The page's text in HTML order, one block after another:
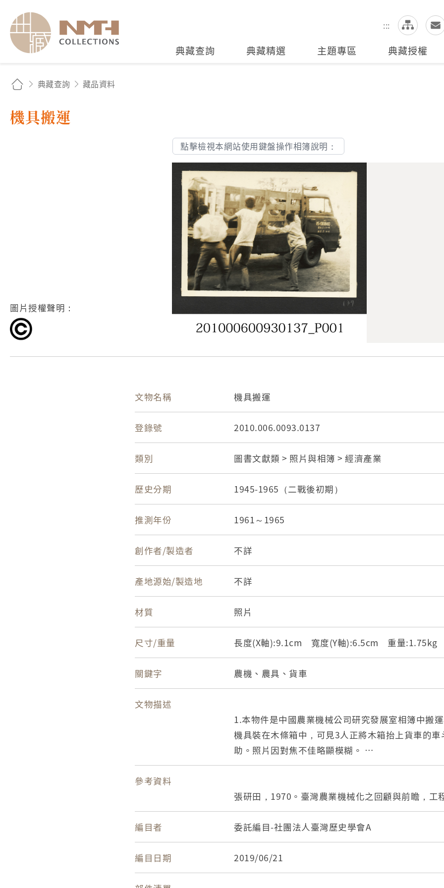
:::
全站搜尋
典藏查詢 典藏精選 主題專區 典藏授權
典藏查詢 藏品資料
機具搬運
點擊檢視本網站使用鍵盤操作相簿說明：
圖片授權聲明：
文物名稱 機具搬運
登錄號 2010.006.0093.0137
類別 圖書文獻類 > 照片與相簿 > 經濟產業
歷史分期 1945-1965（二戰後初期）
推測年份 1961～1965
創作者/製造者 不詳
產地源始/製造地 不詳
材質 照片
尺寸/重量 長度(X軸):9.1cm 寬度(Y軸):6.5cm 重量
關鍵字 農機、農具、貨車
文物描述
1.本物件是中國農業機械公司研究發展室相簿中搬
機具裝在木條箱中，可見3人正將木箱抬上貨車的
助。照片因對焦不佳略顯模糊。
2.中國農業機械公司是1960年由土地銀行及日本的
業機械化政策有關。
參考資料
張研田，1970。臺灣農業機械化之回顧與前瞻，工
編目者 委託編目-社團法人臺灣歷史學會A
編目日期 2019/06/21